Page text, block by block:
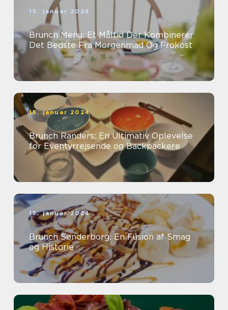
15. januar 2024
Brunch Menu: Et Måltid Der Kombinerer
Det Bedste Fra Morgenmad Og Frokost
15. januar 2024
Brunch Randers: En Ultimativ Oplevelse
for Eventyrrejsende og Backpackere
15. januar 2024
Brunch Sønderborg: En Fusion af Smag
og Historie